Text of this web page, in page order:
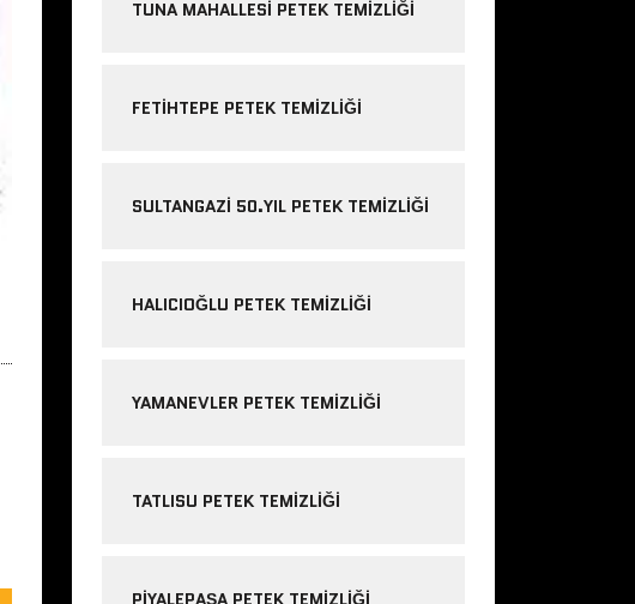
TUNA MAHALLESI PETEK TEMIZLIĞI
FETIHTEPE PETEK TEMIZLIĞI
SULTANGAZI 50.YIL PETEK TEMIZLIĞI
HALICIOĞLU PETEK TEMIZLIĞI
YAMANEVLER PETEK TEMIZLIĞI
TATLISU PETEK TEMIZLIĞI